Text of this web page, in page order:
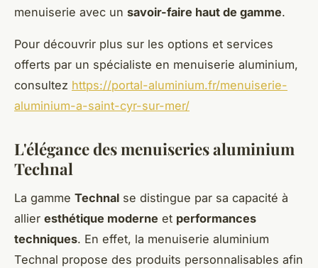
menuiserie avec un savoir-faire haut de gamme.
Pour découvrir plus sur les options et services
offerts par un spécialiste en menuiserie aluminium,
consultez https://portal-aluminium.fr/menuiserie-
aluminium-a-saint-cyr-sur-mer/
L'élégance des menuiseries aluminium
Technal
La gamme Technal se distingue par sa capacité à
allier esthétique moderne et performances
techniques. En effet, la menuiserie aluminium
Technal propose des produits personnalisables afin